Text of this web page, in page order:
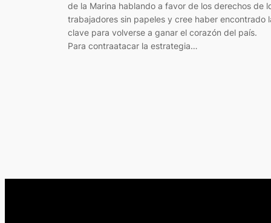
de la Marina hablando a favor de los derechos de
trabajadores sin papeles y cree haber encontrado
clave para volverse a ganar el corazón del país.
Para contraatacar la estrategia…